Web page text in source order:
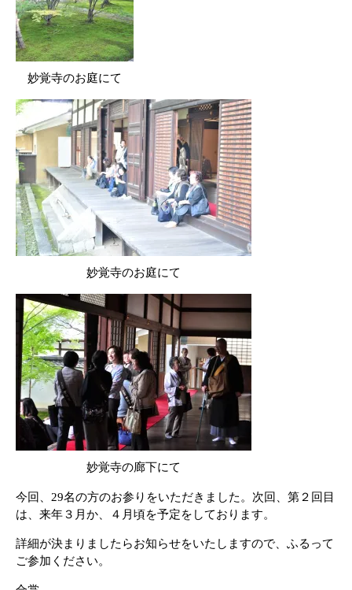
妙覚寺のお庭にて
妙覚寺のお庭にて
妙覚寺の廊下にて
今回、29名の方のお参りをいただきました。次回、第２回目
は、来年３月か、４月頃を予定をしております。
詳細が決まりましたらお知らせをいたしますので、ふるって
ご参加ください。